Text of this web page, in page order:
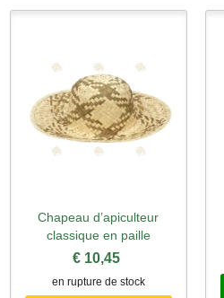
Aperçu rapide
Chapeau d’apiculteur
classique en paille
€ 10,45
en rupture de stock